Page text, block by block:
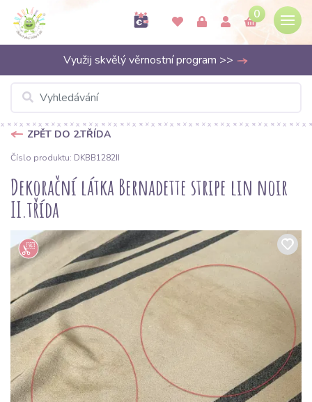
0
Využij skvělý věrnostní program >>
ZPĚT DO 2.TŘÍDA
Číslo produktu: DKBB1282II
Dekorační látka Bernadette stripe lin noir
II.třída